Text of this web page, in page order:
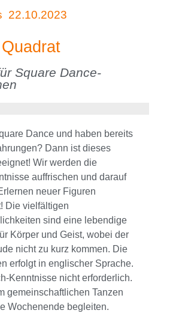
22.10.2023
Square Dance-
Dance und haben bereits
Dann ist dieses
Wir werden die
auffrischen und darauf
neuer Figuren
Die vielfältigen
sind eine lebendige
Körper und Geist, wobei der
nicht zu kurz kommen. Die
erfolgt in englischer Sprache.
Kenntnisse nicht erforderlich.
gemeinschaftlichen Tanzen
Wochenende begleiten.